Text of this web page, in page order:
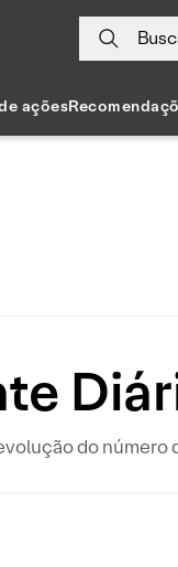
ações
do número